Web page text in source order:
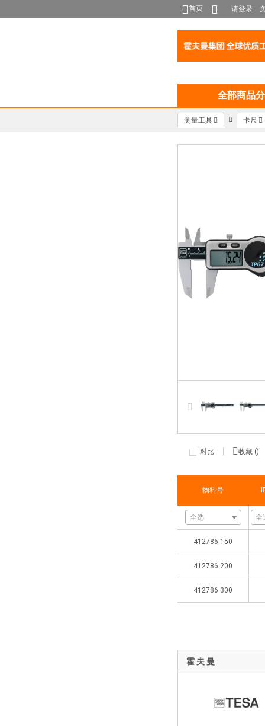
首页 请登录
全部商品
测量工具 卡尺
对比 收藏 ()
物料号
全选
412786 150
412786 200
412786 300
全
霍 夫 曼